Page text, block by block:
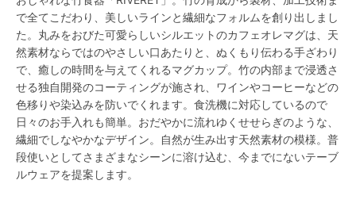
で全てこだわり、美しいラインと繊細なフォルムを創り出しまし
た。丸みをおびた可愛らしいシルエットのカフェオレマグは、天
然素材ならではのやさしい口あたりと、ぬくもり伝わる手ざわり
で、癒しの時間を与えてくれるマグカップ。竹の内部まで浸透さ
せる独自開発のコーティングが施され、ワインやコーヒーなどの
色移りや染込みを防いでくれます。食洗機に対応しているので
日々のお手入れも簡単。おだやかに流れゆくせせらぎのような、
繊細でしなやかなデザイン。自然が生み出す天然素材の模様。普
段使いとしてさまざまなシーンに溶け込む、今までにないテーブ
ルウェアを提案します。